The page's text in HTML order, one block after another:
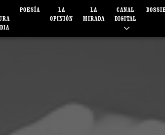
POESÍA
LA
OPINIÓN
LA
MIRADA
CANAL
DIGITAL